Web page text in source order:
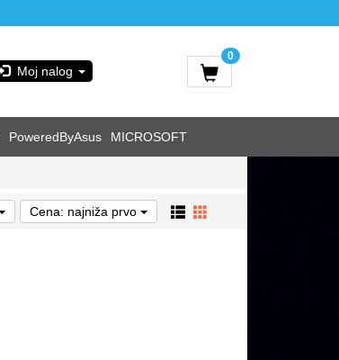
Moj nalog
0
PoweredByAsus MICROSOFT
Cena: najniža prvo